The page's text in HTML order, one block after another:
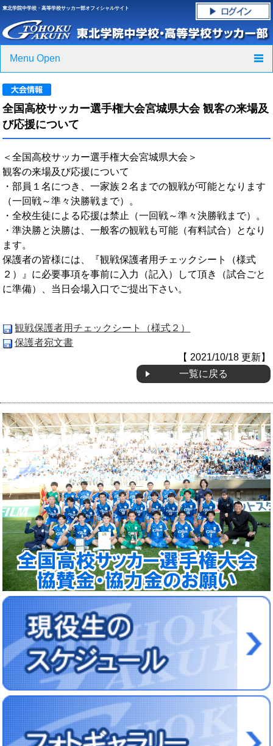
東北学院中学校・高等学校サッカー部オフィシャルサイト
Menu Open
ニュース
スケジュール
グラウンド・施設紹介
フォトギャラリー
応援グッズご案内
OB会
全国高校サッカー選手権大会宮城県大会 観客の来場及
び応援について
＜全国高校サッカー選手権大会宮城県大会＞
観客の来場及び応援について
・部員１名につき、一家族２名までの観戦が可能となります
（一回戦～準々決勝戦まで）。
・全校生徒による応援は禁止（一回戦～準々決勝戦まで）。
・準決勝と決勝は、一般客の観戦も可能（有料試合）となり
ます。
保護者の皆様には、『観戦保護者用チェックシート（様式
２）』に必要事項を事前に入力（記入）して頂き（試合ごと
に準備）、当日会場入口でご提出下さい。
観戦保護者用チェックシート（様式２）
保護者宛文書
【 2021/10/18 更新】
一覧に戻る